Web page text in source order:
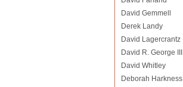
David Gemmell
Derek Landy
David Lagercrantz
David R. George III
David Whitley
Deborah Harkness